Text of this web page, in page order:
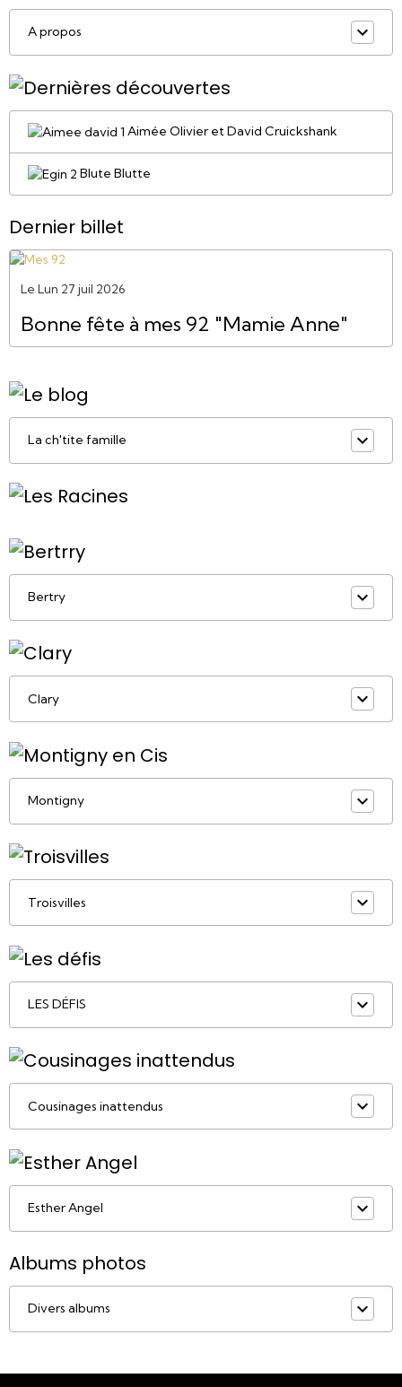
A propos
Aimée Olivier et David Cruickshank
Blute Blutte
Dernier billet
Le Lun 27 juil 2026
Bonne fête à mes 92 "Mamie Anne"
La ch'tite famille
Bertry
Clary
Montigny
Troisvilles
LES DÉFIS
Cousinages inattendus
Esther Angel
Albums photos
Divers albums